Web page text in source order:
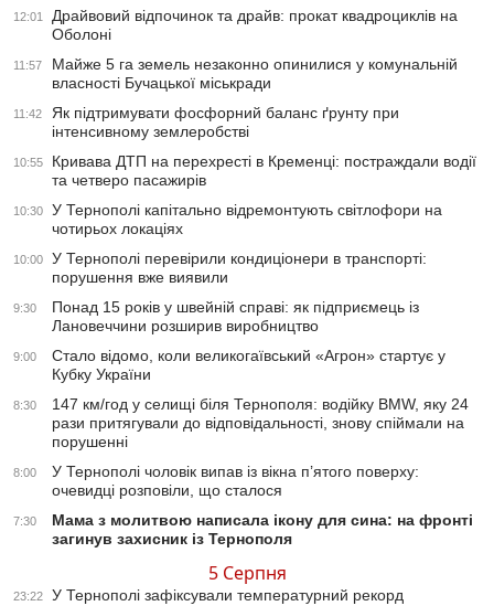
12:01
Драйвовий відпочинок та драйв: прокат квадроциклів на
Оболоні
11:57
Майже 5 га земель незаконно опинилися у комунальній
власності Бучацької міськради
11:42
Як підтримувати фосфорний баланс ґрунту при
інтенсивному землеробстві
10:55
Кривава ДТП на перехресті в Кременці: постраждали водії
та четверо пасажирів
10:30
У Тернополі капітально відремонтують світлофори на
чотирьох локаціях
10:00
У Тернополі перевірили кондиціонери в транспорті:
порушення вже виявили
9:30
Понад 15 років у швейній справі: як підприємець із
Лановеччини розширив виробництво
9:00
Стало відомо, коли великогаївський «Агрон» стартує у
Кубку України
8:30
147 км/год у селищі біля Тернополя: водійку BMW, яку 24
рази притягували до відповідальності, знову спіймали на
порушенні
8:00
У Тернополі чоловік випав із вікна п’ятого поверху:
очевидці розповіли, що сталося
7:30
Мама з молитвою написала ікону для сина: на фронті
загинув захисник із Тернополя
5 Серпня
23:22 У Тернополі зафіксували температурний рекорд